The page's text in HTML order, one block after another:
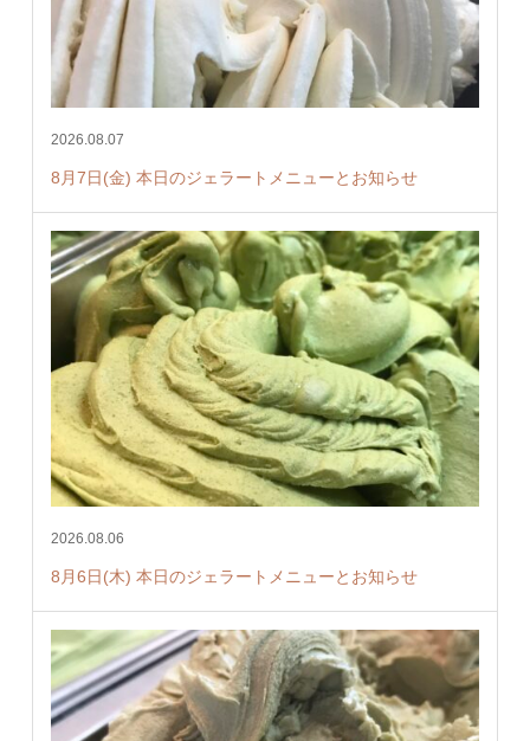
2026.08.07
8月7日(金) 本日のジェラートメニューとお知らせ
2026.08.06
8月6日(木) 本日のジェラートメニューとお知らせ